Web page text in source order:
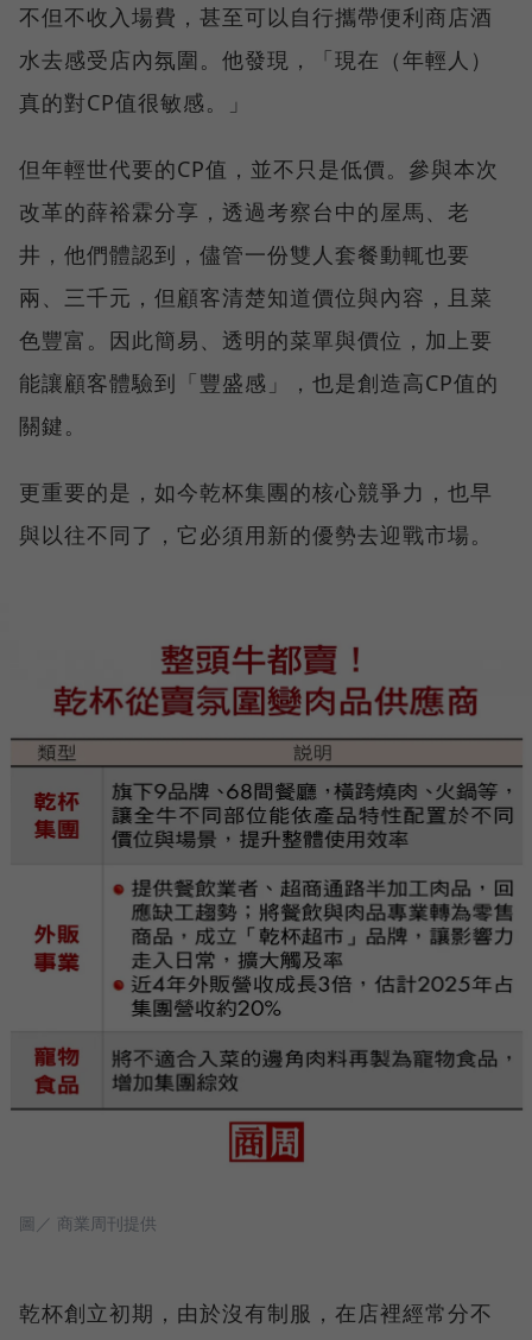
不但不收入場費，甚至可以自行攜帶便利商店酒
水去感受店內氛圍。他發現，「現在（年輕人）
真的對CP值很敏感。」
但年輕世代要的CP值，並不只是低價。參與本次
改革的薛裕霖分享，透過考察台中的屋馬、老
井，他們體認到，儘管一份雙人套餐動輒也要
兩、三千元，但顧客清楚知道價位與內容，且菜
色豐富。因此簡易、透明的菜單與價位，加上要
能讓顧客體驗到「豐盛感」，也是創造高CP值的
關鍵。
更重要的是，如今乾杯集團的核心競爭力，也早
與以往不同了，它必須用新的優勢去迎戰市場。
圖／ 商業周刊提供
乾杯創立初期，由於沒有制服，在店裡經常分不